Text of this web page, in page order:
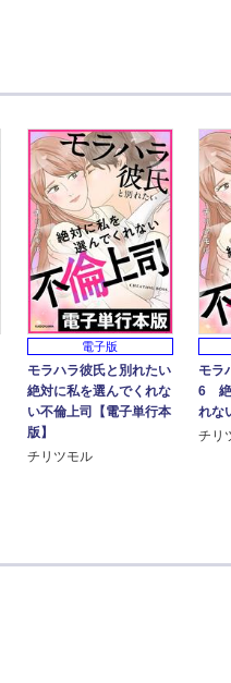
電子版
モラハラ彼氏と別れたい
絶対に私を選んでくれな
い不倫上司【電子単行本
版】
チリツモル
モラ
6 絶
れな
チリ